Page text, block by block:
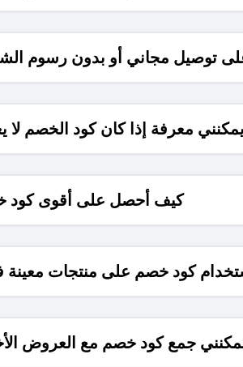
توصيل مجاني أو بدون رسوم
معرفة إذا كان كود الخصم لا
كيف أحصل على أقوى كود
كود خصم على منتجات
جمع كود خصم مع العروض